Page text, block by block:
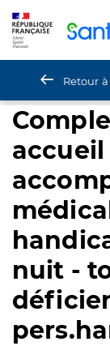
Retour
nuit -